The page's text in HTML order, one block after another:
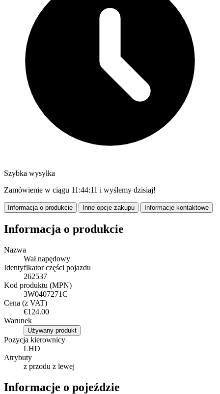
Szybka wysyłka
Zamówienie w ciągu 11:44:10 i wyślemy dzisiaj!
Informacja o produkcie Inne opcje zakupu Informacje kontaktowe
Informacja o produkcie
Nazwa
Wał napędowy
Identyfikator części pojazdu
262537
Kod produktu (MPN)
3W0407271C
Cena (z VAT)
€124.00
Warunek
Używany produkt
Pozycja kierownicy
LHD
Atrybuty
z przodu z lewej
Informacje o pojeździe